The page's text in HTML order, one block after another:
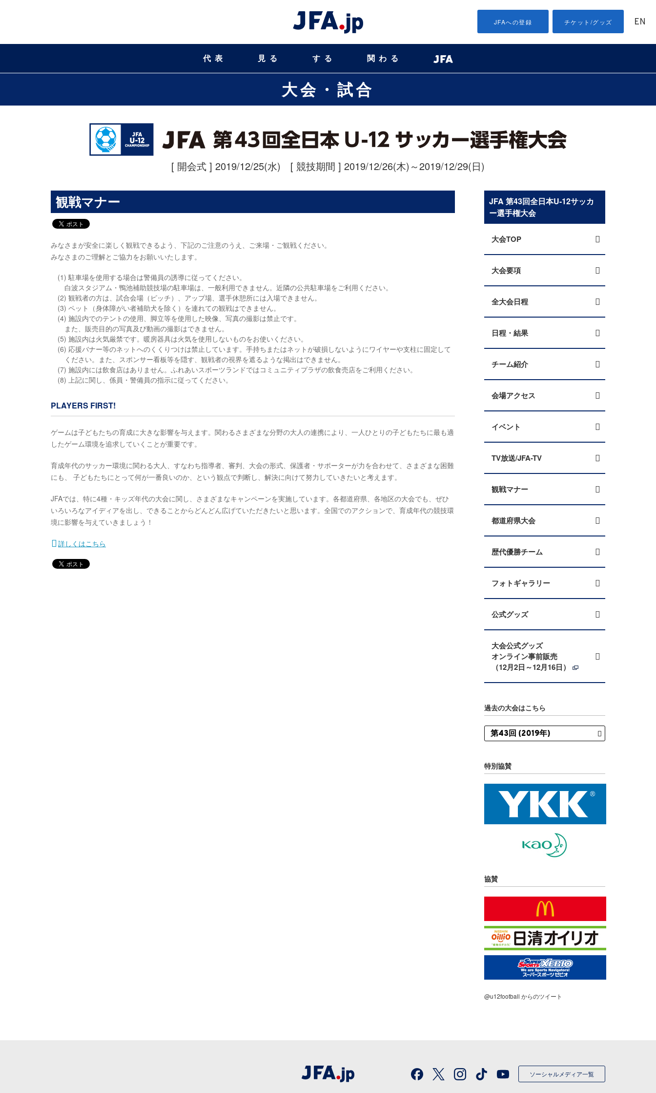
JFAへの登録 チケット/グッズ EN
代表 見る する 関わる
大会・試合
[ 開会式 ] 2019/12/25(水) [ 競技期間 ] 2019/12/26(木)～2019/12/29(日)
観戦マナー
みなさまが安全に楽しく観戦できるよう、下記のご注意のうえ、ご来場・ご観戦ください。
みなさまのご理解とご協力をお願いいたします。
(1) 駐車場を使用する場合は警備員の誘導に従ってください。
白波スタジアム・鴨池補助競技場の駐車場は、一般利用できません。近隣の公共駐車場をご利用ください。
(2) 観戦者の方は、試合会場（ピッチ）、アップ場、選手休憩所には入場できません。
(3) ペット（身体障がい者補助犬を除く）を連れての観戦はできません。
(4) 施設内でのテントの使用、脚立等を使用した映像、写真の撮影は禁止です。
また、販売目的の写真及び動画の撮影はできません。
(5) 施設内は火気厳禁です。暖房器具は火気を使用しないものをお使いください。
(6) 応援バナー等のネットへのくくりつけは禁止しています。手持ちまたはネットが破損しないようにワイヤーや支柱に固定して
ください。また、スポンサー看板等を隠す、観戦者の視界を遮るような掲出はできません。
(7) 施設内には飲食店はありません。ふれあいスポーツランドではコミュニティプラザの飲食売店をご利用ください。
(8) 上記に関し、係員・警備員の指示に従ってください。
PLAYERS FIRST!
ゲームは子どもたちの育成に大きな影響を与えます。関わるさまざまな分野の大人の連携により、一人ひとりの子どもたちに最も適
したゲーム環境を追求していくことが重要です。
育成年代のサッカー環境に関わる大人、すなわち指導者、審判、大会の形式、保護者・サポーターが力を合わせて、さまざまな困難
にも、 子どもたちにとって何が一番良いのか、という観点で判断し、解決に向けて努力していきたいと考えます。
JFAでは、特に4種・キッズ年代の大会に関し、さまざまなキャンペーンを実施しています。各都道府県、各地区の大会でも、ぜひ
いろいろなアイディアを出し、できることからどんどん広げていただきたいと思います。全国でのアクションで、育成年代の競技環
境に影響を与えていきましょう！
詳しくはこちら
JFA 第43回全日本U-12サッカ
ー選手権大会
大会TOP
大会要項
全大会日程
日程・結果
チーム紹介
会場アクセス
イベント
TV放送/JFA-TV
観戦マナー
都道府県大会
歴代優勝チーム
フォトギャラリー
公式グッズ
大会公式グッズ
オンライン事前販売
（12月2日～12月16日）
過去の大会はこちら
特別協賛
協賛
@u12football からのツイート
ソーシャルメディア一覧